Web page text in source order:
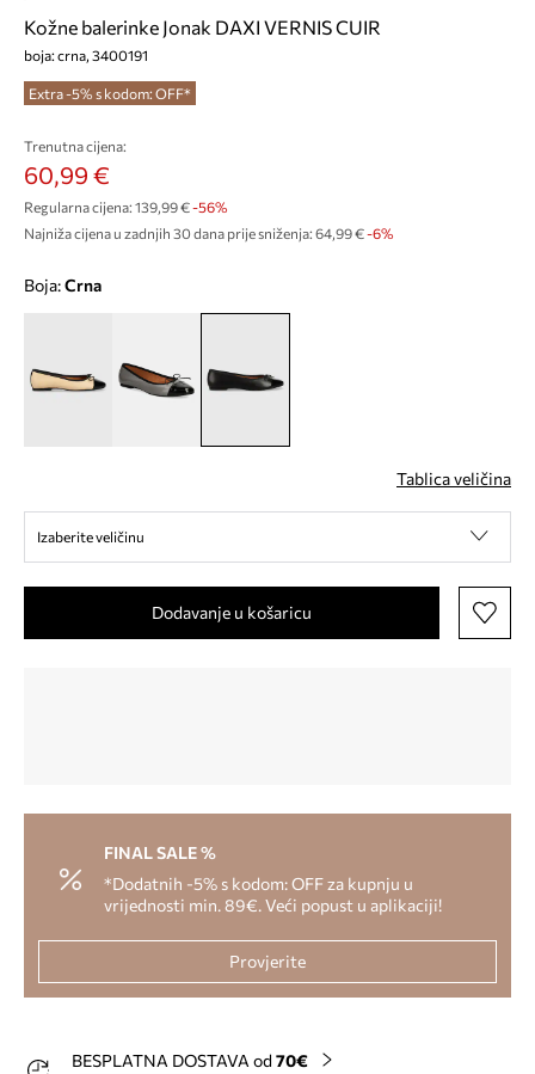
Kožne balerinke Jonak DAXI VERNIS CUIR
boja: crna, 3400191
Extra -5% s kodom: OFF*
Trenutna cijena:
60,99 €
Regularna cijena: 139,99 €-56%
Najniža cijena u zadnjih 30 dana prije sniženja: 64,99 € -6%
Boja: crna
Tablica veličina
Izaberite veličinu
Dodavanje u košaricu
FINAL SALE %
*Dodatnih -5% s kodom: OFF za kupnju u
vrijednosti min. 89€. Veći popust u aplikaciji!
Provjerite
BESPLATNA DOSTAVA od 70€